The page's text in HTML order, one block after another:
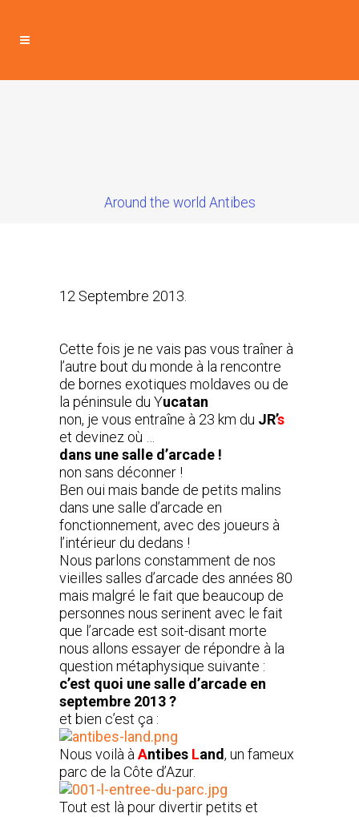
Around the world Antibes
12 Septembre 2013.
Cette fois je ne vais pas vous traîner à
l’autre bout du monde à la rencontre
de bornes exotiques moldaves ou de
la péninsule du Yucatan
non, je vous entraîne à 23 km du JR’s
et devinez où …
dans une salle d’arcade !
non sans déconner !
Ben oui mais bande de petits malins
dans une salle d’arcade en
fonctionnement, avec des joueurs à
l’intérieur du dedans !
Nous parlons constamment de nos
vieilles salles d’arcade des années 80
mais malgré le fait que beaucoup de
personnes nous serinent avec le fait
que l’arcade est soit-disant morte
nous allons essayer de répondre à la
question métaphysique suivante :
c’est quoi une salle d’arcade en
septembre 2013 ?
et bien c’est ça :
Nous voilà à Antibes Land, un fameux
parc de la Côte d’Azur.
Tout est là pour divertir petits et